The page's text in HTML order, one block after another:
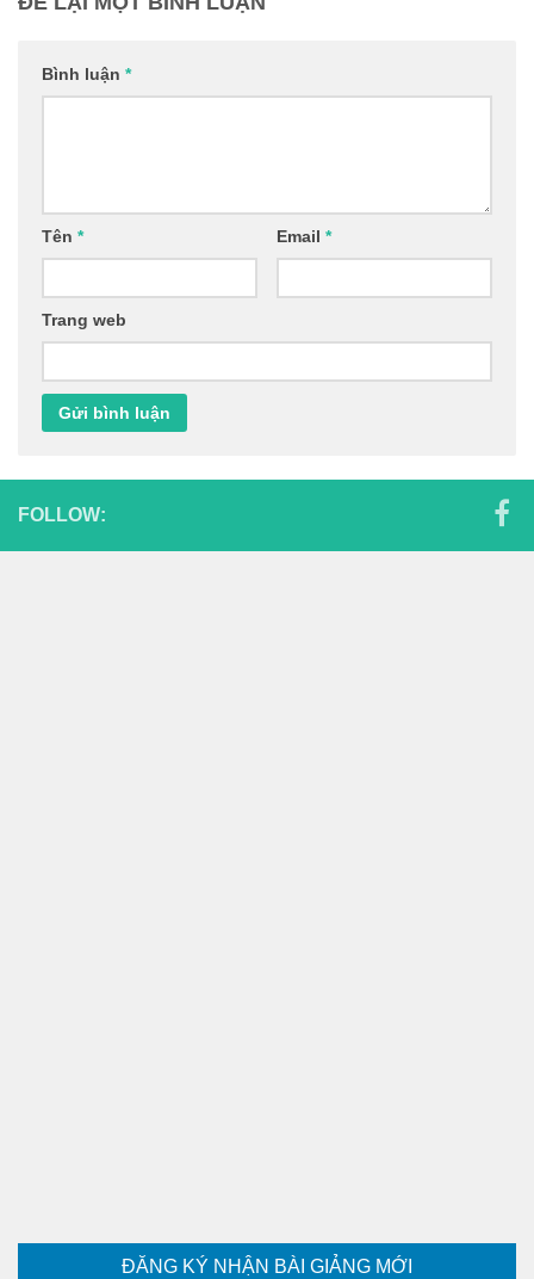
Bình luận *
Tên * Email *
Trang web
FOLLOW:
ĐĂNG KÝ NHẬN BÀI GIẢNG MỚI